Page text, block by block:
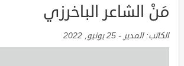
مَنْ الشاعر الباخرزي
الكاتب:المدير - 25 يونيو, 2022